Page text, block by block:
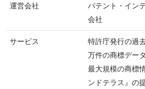
運営会社
パテント・イン
会社
サービス
特許庁発行の過
万件の商標デー
最大規模の商標
ンドテラス』の